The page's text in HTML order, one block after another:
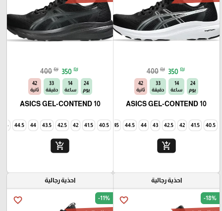
400 ₪ 350 ₪
24
يوم
14
ساعة
33
دقيقة
40
ثانية
ASICS GEL-CONTEND 10
40.5
41.5
42
42.5
43
44
44.5
45
add_shopping_cart
400 ₪ 350 ₪
24
يوم
14
ساعة
33
دقيقة
40
ثانية
ASICS GEL-CONTEND 10
40.5
41.5
42
42.5
43.5
44
44.5
45
add_shopping_cart
احذية رجالية
favorite_border -18%
احذية رجالية
favorite_border -11%